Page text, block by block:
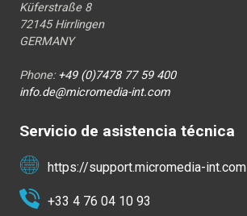
Küferstraße 8
72145 Hirrlingen
GERMANY
Phone: +49 (0)7478 77 59 400
info.de@micromedia-int.com
Servicio de asistencia técnica
https://support.micromedia-int.com
+33 4 76 04 10 93